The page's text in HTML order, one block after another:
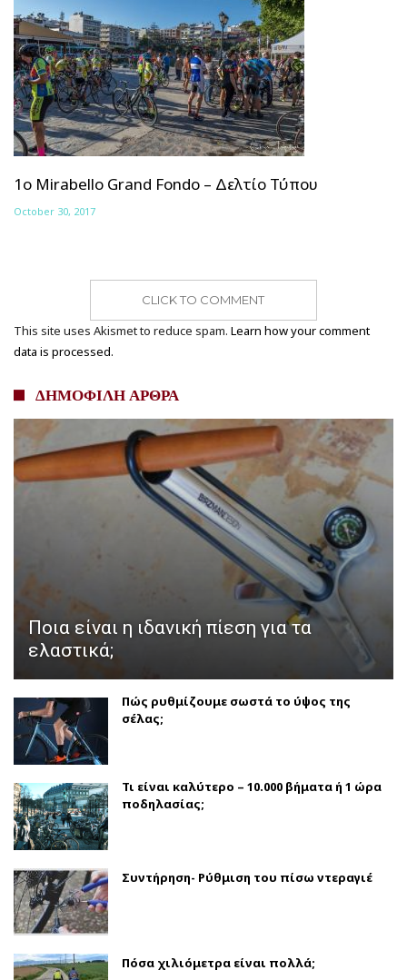
1o Mirabello Grand Fondo – Δελτίο Τύπου
October 30, 2017
CLICK TO COMMENT
This site uses Akismet to reduce spam. Learn how your comment
data is processed.
ΔΗΜΟΦΙΛΗ ΑΡΘΡΑ
Ποια είναι η ιδανική πίεση για τα
ελαστικά;
Πώς ρυθμίζουμε σωστά το ύψος της
σέλας;
Τι είναι καλύτερο – 10.000 βήματα ή 1 ώρα
ποδηλασίας;
Συντήρηση- Ρύθμιση του πίσω ντεραγιέ
Πόσα χιλιόμετρα είναι πολλά;